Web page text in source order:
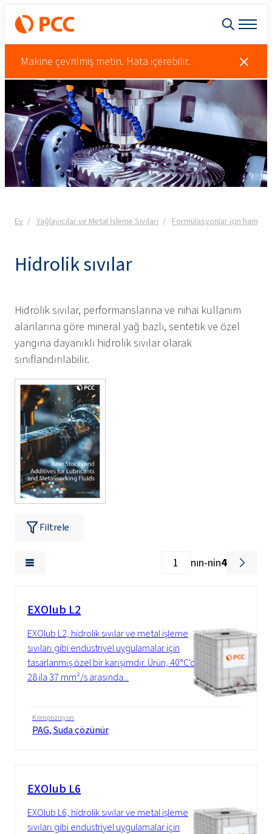
Makine çevrilmiş metin. Hata içerebilir.
Ev Yağlayıcılar ve Metal İşleme Sıvıları Formülasyonlar için
Hidrolik sıvılar
Hidrolik sıvılar, performanslarına ve nihai kullanım
alanlarına göre mineral yağ bazlı, sentetik ve özel
yangına dayanıklı hidrolik sıvılar olarak
sınıflandırılabilir.
Filtrele
nın-nin4
EXOlub L2
EXOlub L2, hidrolik sıvılar ve metal işleme
sıvıları gibi endüstriyel uygulamalar için
tasarlanmış özel bir karışımdır. Ürün, 40°C'de
28 ila 37 mm²/s arasında...
Kompozisyon
PAG, Suda çözünür
EXOlub L6
EXOlub L6, hidrolik sıvılar ve metal işleme
sıvıları gibi endüstriyel uygulamalar için